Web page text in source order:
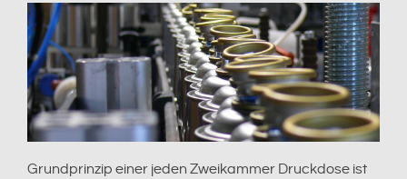
Grundprinzip einer jeden Zweikammer Druckdose ist